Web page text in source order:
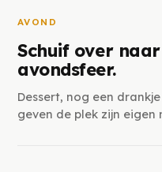
AVOND
Schuif over
avondsfeer.
Dessert, nog een
geven de plek zijn